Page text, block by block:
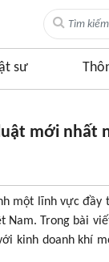
sư
mới nhất
một lĩnh vực
Trong bài
kinh doanh khí